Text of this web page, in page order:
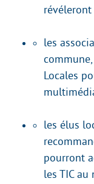
les
Locales
les élus
pourront
les TIC au